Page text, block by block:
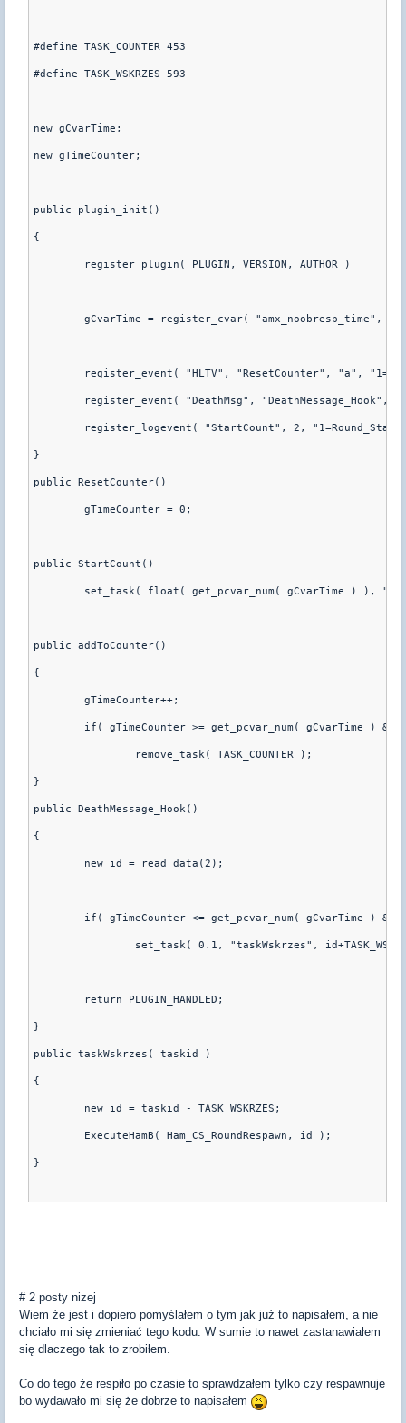
#define TASK_COUNTER 453
#define TASK_WSKRZES 593
new gCvarTime;
new gTimeCounter;
public plugin_init()
{
	register_plugin( PLUGIN, VERSION, AUTHOR )
gCvarTime = register_cvar( "amx_noobresp_time",
register_event( "HLTV", "ResetCounter", "a",
register_event( "DeathMsg", "DeathMessage_Hook",
register_logevent( "StartCount", 2,
}
public ResetCounter()
	gTimeCounter = 0;
public StartCount()
set_task( float( get_pcvar_num( gCvarTime ) ),
public addToCounter()
{
	gTimeCounter++;
if( gTimeCounter >= get_pcvar_num( gCvarTime ) &&
		remove_task( TASK_COUNTER );
}
public DeathMessage_Hook()
{
	new id = read_data(2);
if( gTimeCounter <= get_pcvar_num( gCvarTime ) &&
set_task( 0.1, "taskWskrzes",
	return PLUGIN_HANDLED;
}
public taskWskrzes( taskid )
{
	new id = taskid - TASK_WSKRZES;
	ExecuteHamB( Ham_CS_RoundRespawn, id );
}
# 2 posty nizej
Wiem że jest i dopiero pomyślałem o tym jak już to napisałem, a nie
chciało mi się zmieniać tego kodu. W sumie to nawet zastanawiałem
się dlaczego tak to zrobiłem.
Co do tego że respiło po czasie to sprawdzałem tylko czy respawnuje
bo wydawało mi się że dobrze to napisałem